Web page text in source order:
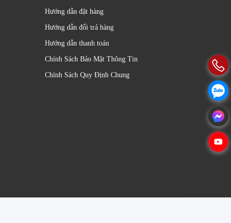
Hướng dẫn đặt hàng
Hướng dẫn đổi trả hàng
Hướng dẫn thanh toán
Chính Sách Bảo Mật Thông Tin
Chính Sách Quy Định Chung